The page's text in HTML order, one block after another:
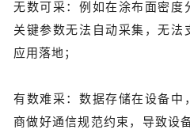
无数可采：例如在涂布面密度
关键参数无法自动采集，无法
应用落地；
有数难采：数据存储在设备中
商做好通信规范约束，导致设